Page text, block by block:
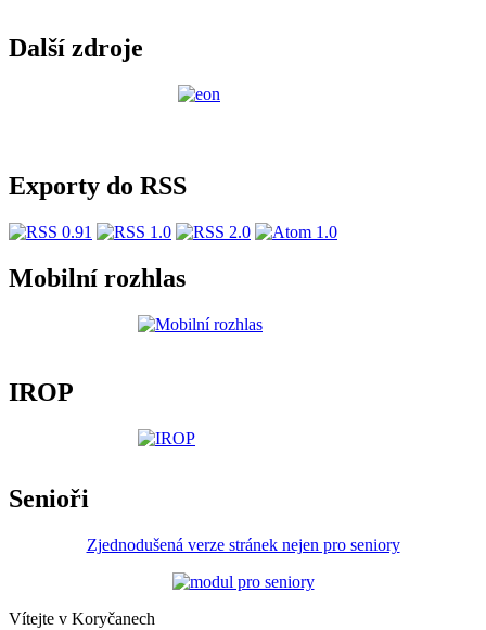
Další zdroje
Exporty do RSS
Mobilní rozhlas
IROP
Senioři
Zjednodušená verze stránek nejen pro seniory
Vítejte v Koryčanech